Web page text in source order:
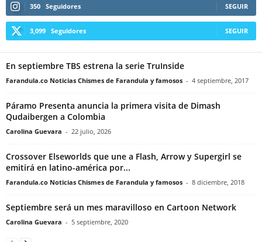
350 Seguidores SEGUIR
3,099 Seguidores SEGUIR
En septiembre TBS estrena la serie TruInside
Farandula.co Noticias Chismes de Farandula y famosos - 4 septiembre, 2017
Páramo Presenta anuncia la primera visita de Dimash
Qudaibergen a Colombia
Carolina Guevara - 22 julio, 2026
Crossover Elseworlds que une a Flash, Arrow y Supergirl se
emitirá en latino-américa por...
Farandula.co Noticias Chismes de Farandula y famosos - 8 diciembre, 2018
Septiembre será un mes maravilloso en Cartoon Network
Carolina Guevara - 5 septiembre, 2020